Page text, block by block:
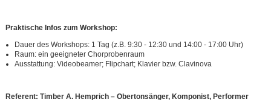
Praktische Infos zum Workshop:
Dauer des Workshops: 1 Tag (z.B. 9:30 - 12:30 und 14:00 - 17:00 Uhr)
Raum: ein geeigneter Chorprobenraum
Ausstattung: Videobeamer; Flipchart; Klavier bzw. Clavinova
Referent: Timber A. Hemprich – Obertonsänger, Komponist, Performer